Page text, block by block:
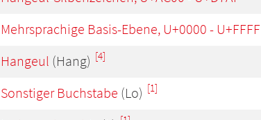
Mehrsprachige Basis-Ebene, U+0000 - U+FFFF
Hangeul (Hang) [4]
Sonstiger Buchstabe (Lo) [1]